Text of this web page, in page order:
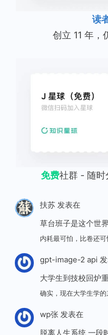
读
创立 11 年，
免费社群 - 随时
扶苏发表在
草台班子是这个世
内耗最可怕，比卷还可
gpt-image-2 api
大学生到技校回炉
确实，现在大学生学
wp张发表在
脱离人生系统 一段